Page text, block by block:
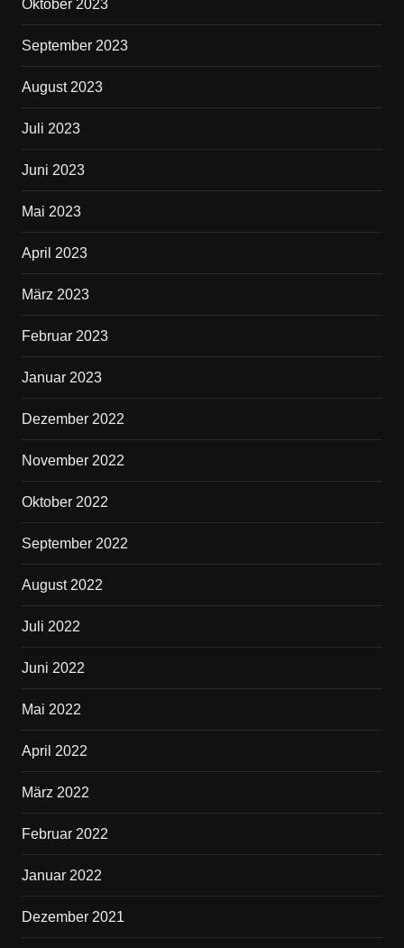
Oktober 2023
September 2023
August 2023
Juli 2023
Juni 2023
Mai 2023
April 2023
März 2023
Februar 2023
Januar 2023
Dezember 2022
November 2022
Oktober 2022
September 2022
August 2022
Juli 2022
Juni 2022
Mai 2022
April 2022
März 2022
Februar 2022
Januar 2022
Dezember 2021